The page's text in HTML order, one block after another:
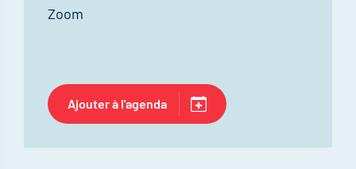
Zoom
Ajouter à l'agenda